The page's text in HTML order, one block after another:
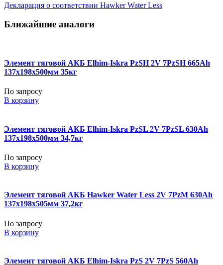
Декларация о соответствии Hawker Water Less
Ближайшие аналоги
Элемент тяговой АКБ Elhim-Iskra PzSH 2V 7PzSH 665Ah
137x198x500мм 35кг
По запросу
В корзину
Элемент тяговой АКБ Elhim-Iskra PzSL 2V 7PzSL 630Ah
137x198x500мм 34,7кг
По запросу
В корзину
Элемент тяговой АКБ Hawker Water Less 2V 7PzM 630Ah
137x198x505мм 37,2кг
По запросу
В корзину
Элемент тяговой АКБ Elhim-Iskra PzS 2V 7PzS 560Ah